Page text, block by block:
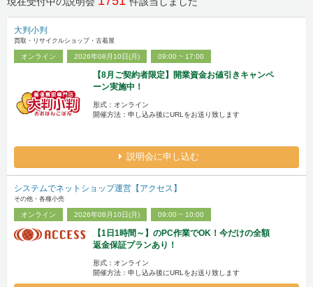
大判小判
買取・リサイクルショップ・古着屋
オンライン 2026年08月10日(月) 09:00 ~ 17:00
【8月ご契約者限定】開業資金お値引きキャンペ
ーン実施中！
形式：オンライン
開催方法：申し込み後にURLをお送り致します
説明会に申し込む
システムでネットショップ運営【アクセス】
その他・各種小売
オンライン 2026年08月10日(月) 09:00 ~ 10:00
【1日1時間～】のPC作業でOK！今だけの全額
返金保証プランあり！
形式：オンライン
開催方法：申し込み後にURLをお送り致します